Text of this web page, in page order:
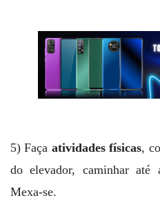
5) Faça atividades físicas,
do elevador, caminhar até
Mexa-se.